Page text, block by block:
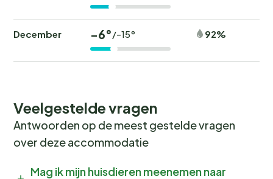
December -6°/-15° 92%
Veelgestelde vragen
Antwoorden op de meest gestelde vragen
over deze accommodatie
Mag ik mijn huisdieren meenemen naar